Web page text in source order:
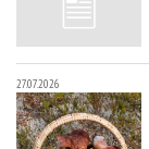
27.07.2026